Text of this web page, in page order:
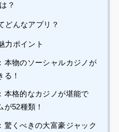
？
どんなアプリ？
力ポイント
本物のソーシャルカジノが
る！
格的なカジノが堪能で
が52種類！
くべきの大富豪ジャック